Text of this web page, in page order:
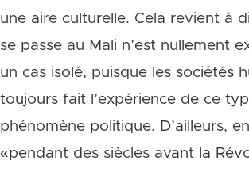
une aire culturelle. Cela revient à
se passe au Mali n’est nullement
un cas isolé, puisque les sociétés
toujours fait l’expérience de ce
phénomène politique. D’ailleurs,
«pendant des siècles avant la